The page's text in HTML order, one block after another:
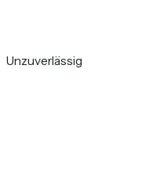
Unzuverlässig